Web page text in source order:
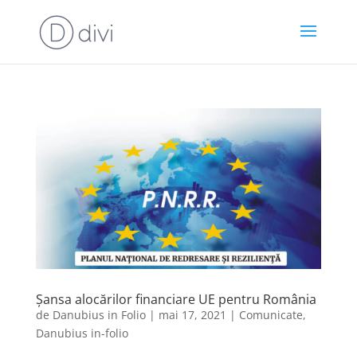
Șansa alocărilor financiare UE pentru România
de Danubius in Folio| mai 17, 2021 | Comunicate,
Danubius in-folio